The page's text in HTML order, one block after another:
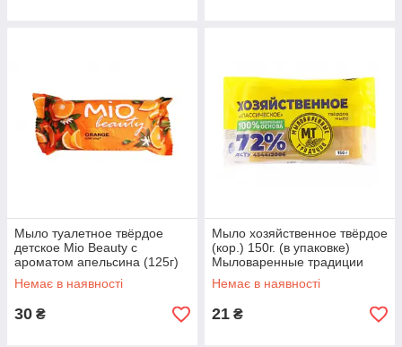
Мыло туалетное твёрдое
детское Mio Beauty с
ароматом апельсина (125г)
Немає в наявності
30 ₴
Мыло хозяйственное твёрдое
(кор.) 150г. (в упаковке)
Мыловаренные традиции
Немає в наявності
21 ₴